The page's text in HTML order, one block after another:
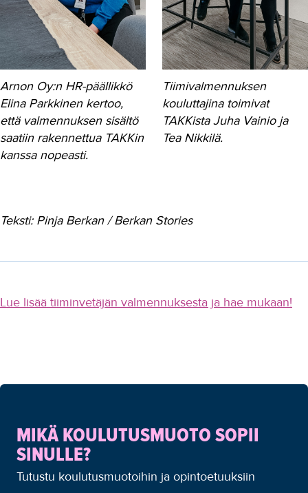
Arnon Oy:n HR-päällikkö
Elina Parkkinen kertoo,
että valmennuksen sisältö
saatiin rakennettua TAKKin
kanssa nopeasti.
Tiimivalmennuksen
kouluttajina toimivat
TAKKista Juha Vainio ja
Tea Nikkilä.
Teksti: Pinja Berkan / Berkan Stories
Lue lisää tiiminvetäjän valmennuksesta ja hae mukaan!
MIKÄ KOULUTUSMUOTO SOPII
SINULLE?
Tutustu koulutusmuotoihin ja opintoetuuksiin